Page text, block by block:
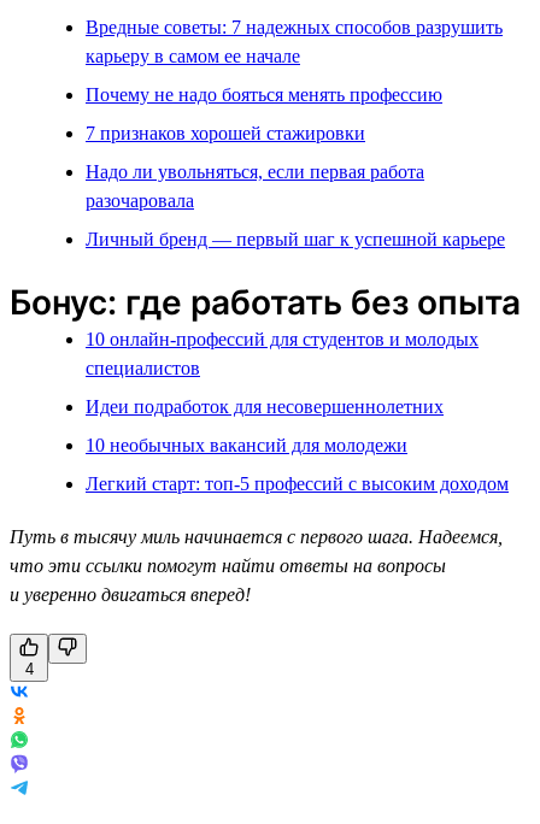
Вредные советы: 7 надежных способов разрушить
карьеру в самом ее начале
Почему не надо бояться менять профессию
7 признаков хорошей стажировки
Надо ли увольняться, если первая работа
разочаровала
Личный бренд — первый шаг к успешной карьере
Бонус: где работать без опыта
10 онлайн-профессий для студентов и молодых
специалистов
Идеи подработок для несовершеннолетних
10 необычных вакансий для молодежи
Легкий старт: топ-5 профессий с высоким доходом
Путь в тысячу миль начинается с первого шага. Надеемся,
что эти ссылки помогут найти ответы на вопросы
и уверенно двигаться вперед!
4